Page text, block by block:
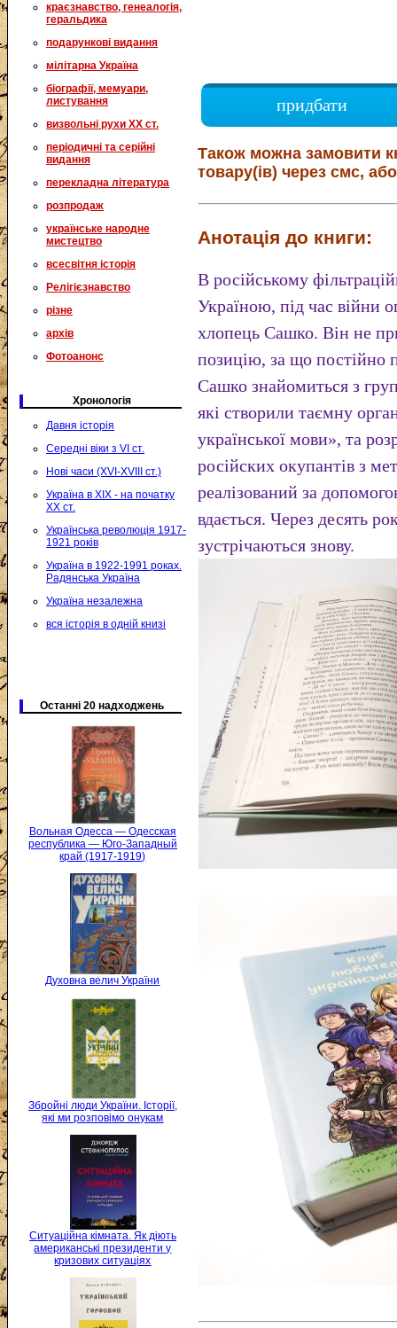
краєзнавство, генеалогія,
геральдика
подарункові видання
мілітарна Україна
біографії, мемуари,
листування
визвольні рухи XX ст.
періодичні та серійні
видання
перекладна література
розпродаж
українське народне
мистецтво
всесвітня історія
Релігієзнавство
різне
архів
Фотоанонс
Хронологія
Давня історія
Середні віки з VI ст.
Нові часи (XVI-XVIII ст.)
Україна в XIX - на початку
XX ст.
Українська революція 1917-
1921 років
Україна в 1922-1991 роках.
Радянська Україна
Україна незалежна
вся історія в одній книзі
Останні 20 надходжень
Вольная Одесса — Одесская
республика — Юго-Западный
край (1917-1919)
Духовна велич України
Збройні люди України. Історії,
які ми розповімо онукам
Ситуаційна кімната. Як діють
американські президенти у
кризових ситуаціях
придбати
Також можна замовити
товару(ів) через смс,
Анотація до книги:
В російському
Україною, під час війни
хлопець Сашко. Він не
позицію, за що постійно
Сашко знайомиться з
які створили таємну
української мови», та
російских окупантів з
реалізований за
вдається. Через десять
зустрічаються знову.